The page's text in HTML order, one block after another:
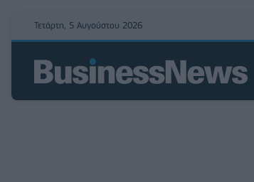
Τετάρτη, 5 Αυγούστου 2026